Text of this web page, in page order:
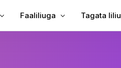
Faaliliuga Tagata liliu